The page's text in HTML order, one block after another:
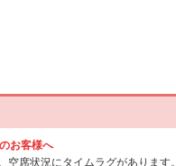
お客様へ
空席状況にタイムラグがあります。